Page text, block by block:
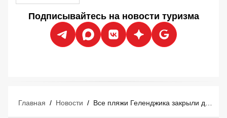
Подписывайтесь на новости туризма
Главная / Новости /